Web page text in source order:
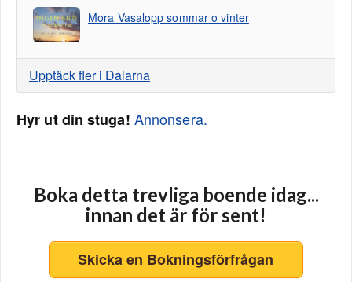
Mora Vasalopp sommar o vinter
Upptäck fler i Dalarna
Hyr ut din stuga! Annonsera.
Boka detta trevliga boende idag...
innan det är för sent!
Skicka en Bokningsförfrågan